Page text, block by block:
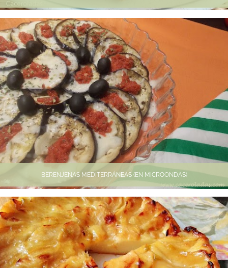
BERENJENAS MEDITERRÁNEAS (EN MICROONDAS)